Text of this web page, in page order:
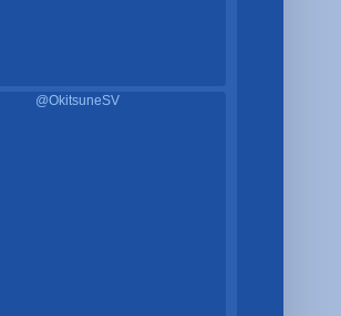
@OkitsuneSV